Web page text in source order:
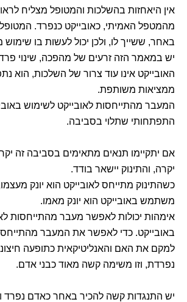
אין היאחזות בהשלכות והמטופל מצליח
מהמטפל האמיתי, כאובייקט כנפרד.
באחר, ששייך לו, ולכן יכול לעשות בו שימוש
יש במאמר הזה זרעים של מהפכה, שינוי
האובייקט אינו עוד צרור של השלכות, הוא
ממציאות משותפת.
המעבר מהתייחסות לאובייקט לשימוש
התפתחותי שתלוי בסביבה.
אם יתקיימו תנאים מתאימים בסביבה זה
יקרה, והתינוק יישאר בודד.
כשהתינוק מתייחס לאובייקט הוא יונק
משתמש באובייקט הוא יונק מאמו.
אימהות יכולות לאפשר מעבר מהתייחסות
באובייקט. כדי לאפשר את המעבר
למקם את האם והאנליטיקאית כתופעה
נפרדת, וזו משימה קשה מאוד כבני אדם.
יש התנגדות קשה להכיר באחר כאדם נפרד